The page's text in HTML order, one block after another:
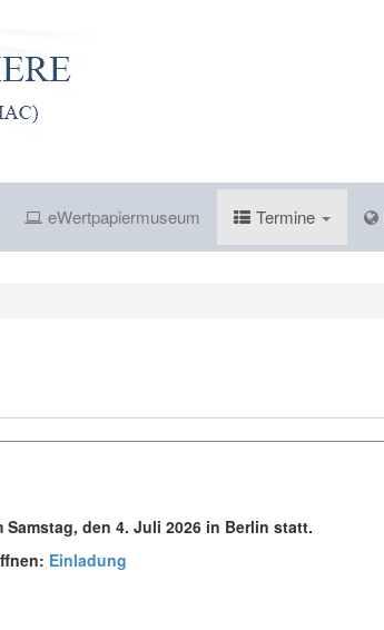
eWertpapiermuseum Termine
Samstag, den 4. Juli 2026 in Berlin statt.
Einladung